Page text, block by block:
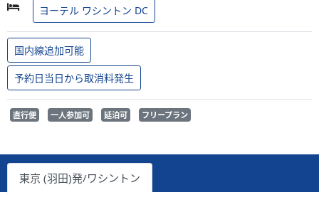
ヨーテル ワシントン DC
国内線追加可能
予約日当日から取消料発生
直行便 一人参加可 延泊可 フリープラン
東京 (羽田)発/ワシントン